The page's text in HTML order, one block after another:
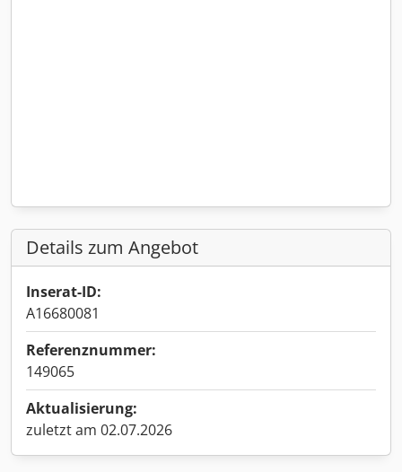
Details zum Angebot
Inserat-ID:
A16680081
Referenznummer:
149065
Aktualisierung:
zuletzt am 02.07.2026